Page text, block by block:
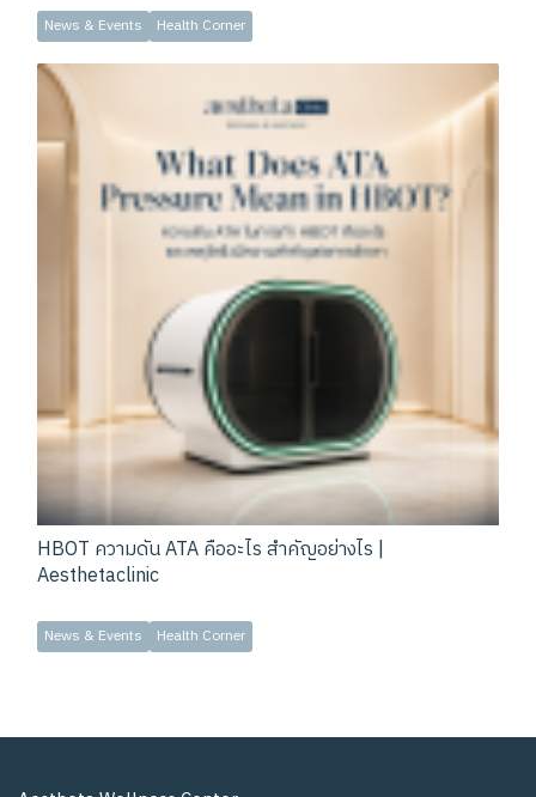
News & Events Health Corner
HBOT ความดัน ATA คืออะไร สำคัญอย่างไร |
Aesthetaclinic
News & Events Health Corner